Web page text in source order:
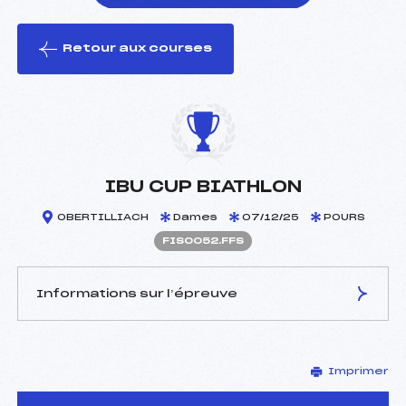
le ski
Retour aux courses
IBU CUP BIATHLON
OBERTILLIACH Dames 07/12/25 POURS
FIS0052.FFS
Informations sur l’épreuve
–
D.T Adjoint :
–
Imprimer